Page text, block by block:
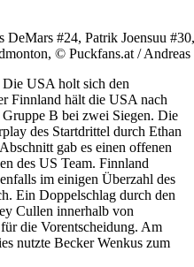
#24, Patrik Joensuu
© Puckfans.at / Andreas
Die USA holt sich den
Finnland hält die USA nach
B bei zwei Siegen. Die
des Startdrittel durch Ethan
gab es einen offenen
des US Team. Finnland
im einigen Überzahl des
Ein Doppelschlag durch den
Cullen innerhalb von
die Vorentscheidung. Am
nutzte Becker Wenkus zum